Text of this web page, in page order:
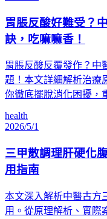
胃脹反酸好難受？
訣，吃嘛嘛香！
胃脹反酸反覆發作？中
題！本文詳細解析治療
你徹底擺脫消化困擾，
health
2026/5/1
三甲散調理肝硬化
用指南
本文深入解析中醫古方
用。從原理解析、實際